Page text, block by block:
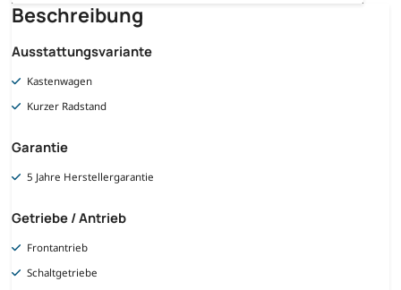
Beschreibung
Ausstattungsvariante
Kastenwagen
Kurzer Radstand
Garantie
5 Jahre Herstellergarantie
Getriebe / Antrieb
Frontantrieb
Schaltgetriebe